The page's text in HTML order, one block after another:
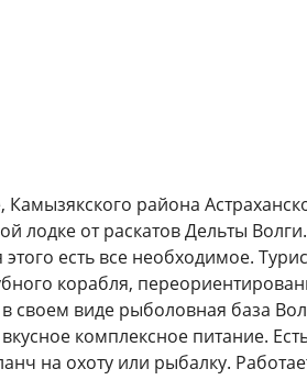
района
лодке от раскатов Дельты
есть все необходимое.
корабля,
своем виде рыболовная база
комплексное питание.
на охоту или рыбалку.